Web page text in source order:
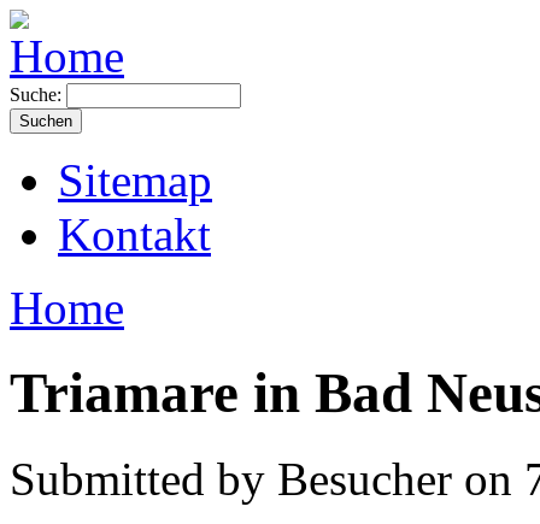
Suche:
Sitemap
Kontakt
Home
Triamare in Bad
Submitted by Besucher on